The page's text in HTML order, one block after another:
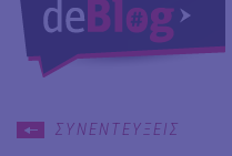
ΣΥΝΕΝΤΕΥΞΕΙΣ